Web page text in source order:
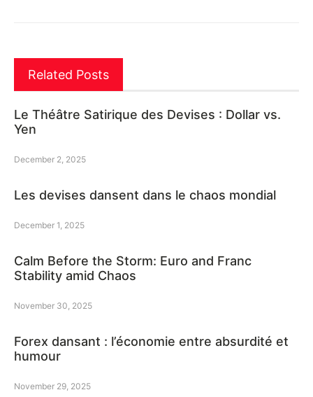
Related Posts
Le Théâtre Satirique des Devises : Dollar vs.
Yen
December 2, 2025
Les devises dansent dans le chaos mondial
December 1, 2025
Calm Before the Storm: Euro and Franc
Stability amid Chaos
November 30, 2025
Forex dansant : l’économie entre absurdité et
humour
November 29, 2025